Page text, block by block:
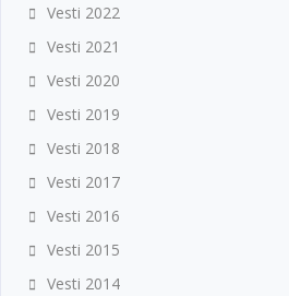
Vesti 2022
Vesti 2021
Vesti 2020
Vesti 2019
Vesti 2018
Vesti 2017
Vesti 2016
Vesti 2015
Vesti 2014